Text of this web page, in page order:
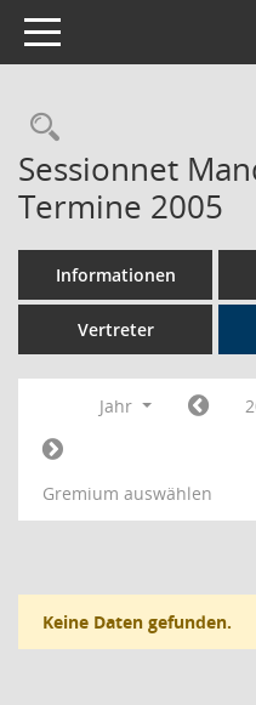
Toggle navigation
Sessionnet
Termine 2005
Informationen
Vertreter
Jahr
Gremium auswählen
Keine Daten gefunden.